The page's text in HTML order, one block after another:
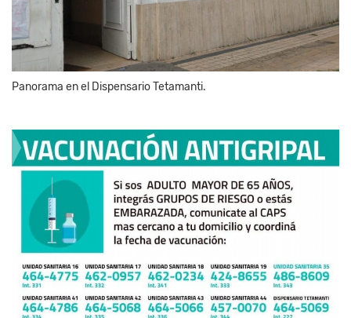
Panorama en el Dispensario Tetamanti.